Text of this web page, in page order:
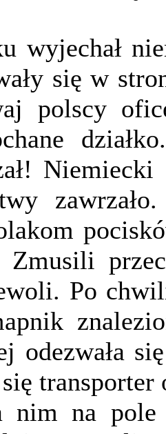
wyjechał
się w
polscy
Niemiecki
Zmusili
Po
odezwała
nim na pole